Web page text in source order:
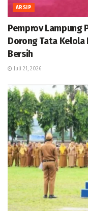
ARSIP
Pemprov Lampung
Dorong Tata
Bersih
Juli 21, 2026